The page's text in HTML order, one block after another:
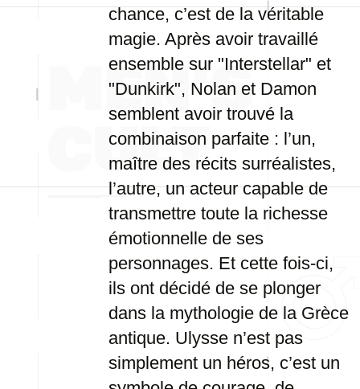
chance, c’est de la véritable
magie. Après avoir travaillé
ensemble sur "Interstellar" et
"Dunkirk", Nolan et Damon
semblent avoir trouvé la
combinaison parfaite : l’un,
maître des récits surréalistes,
l’autre, un acteur capable de
transmettre toute la richesse
émotionnelle de ses
personnages. Et cette fois-ci,
ils ont décidé de se plonger
dans la mythologie de la Grèce
antique. Ulysse n’est pas
simplement un héros, c’est un